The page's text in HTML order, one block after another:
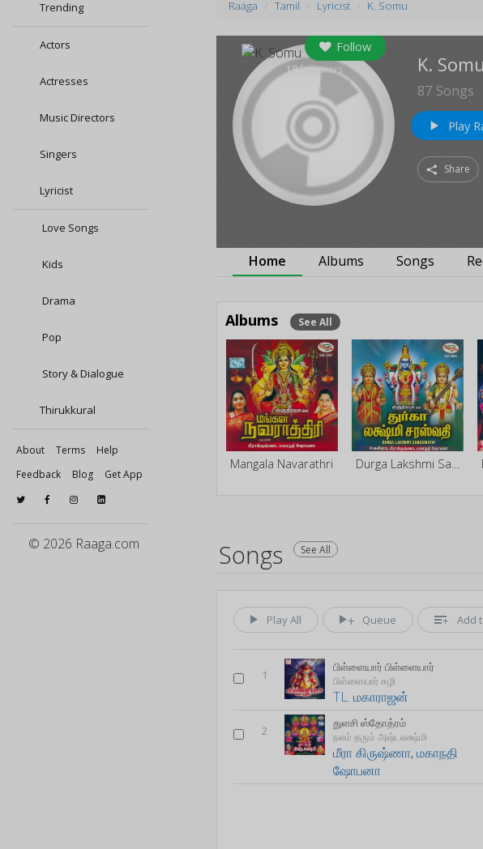
Trending
Actors
Actresses
Music Directors
Singers
Lyricist
Love Songs
Kids
Drama
Pop
Story & Dialogue
Thirukkural
About Terms
Help
Feedback
Blog Get App
© 2026 Raaga.com
Raaga Tamil Lyricist K. Somu
Follow
18followers K. Somu
87 Songs
play_arrow Play
Share
Home Albums Songs
Albums See All
Mangala Navarathri
Songs See All
Play All Queue Add
1
பிள்ளையார் பிள்ளையார்
பிள்ளையார் சுழி
TL. மகாராஜன்
2
துளசி ஸ்தோத்ரம்
நலம் தரும் அஷ்டலக்ஷ்மி
மீரா கிருஷ்ணா,மகாநதி
ஷோபனா